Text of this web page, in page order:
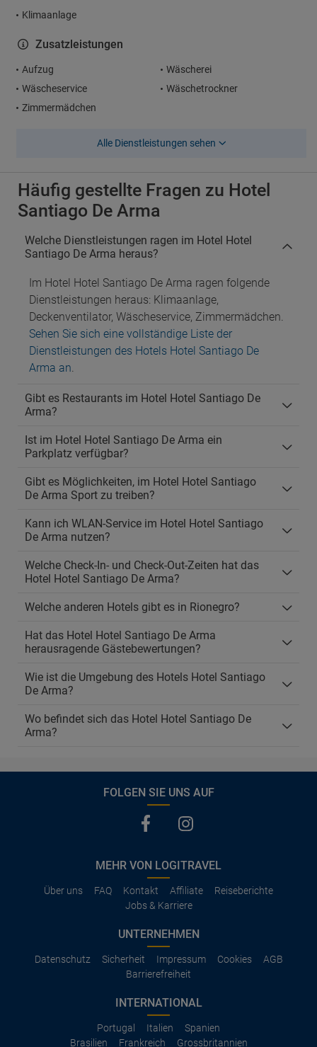
Klimaanlage
Zusatzleistungen
Aufzug
Wäscherei
Wäscheservice
Wäschetrockner
Zimmermädchen
Alle Dienstleistungen sehen
Häufig gestellte Fragen zu Hotel
Santiago De Arma
Welche Dienstleistungen ragen im Hotel Hotel
Santiago De Arma heraus?
Im Hotel Hotel Santiago De Arma ragen folgende
Dienstleistungen heraus: Klimaanlage,
Deckenventilator, Wäscheservice, Zimmermädchen.
Sehen Sie sich eine vollständige Liste der
Dienstleistungen des Hotels Hotel Santiago De
Arma an.
Gibt es Restaurants im Hotel Hotel Santiago De
Arma?
Ist im Hotel Hotel Santiago De Arma ein
Parkplatz verfügbar?
Gibt es Möglichkeiten, im Hotel Hotel Santiago
De Arma Sport zu treiben?
Kann ich WLAN-Service im Hotel Hotel Santiago
De Arma nutzen?
Welche Check-In- und Check-Out-Zeiten hat das
Hotel Hotel Santiago De Arma?
Welche anderen Hotels gibt es in Rionegro?
Hat das Hotel Hotel Santiago De Arma
herausragende Gästebewertungen?
Wie ist die Umgebung des Hotels Hotel Santiago
De Arma?
Wo befindet sich das Hotel Hotel Santiago De
Arma?
FOLGEN SIE UNS AUF
MEHR VON LOGITRAVEL
Über uns FAQ Kontakt Affiliate
Reiseberichte
Jobs & Karriere
UNTERNEHMEN
Datenschutz Sicherheit Impressum Cookies
AGB
Barrierefreiheit
INTERNATIONAL
Portugal Italien
Spanien
Brasilien
Frankreich Grossbritannien